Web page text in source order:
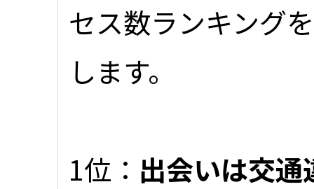
セス数ランキング
します。
1位： 出会いは交